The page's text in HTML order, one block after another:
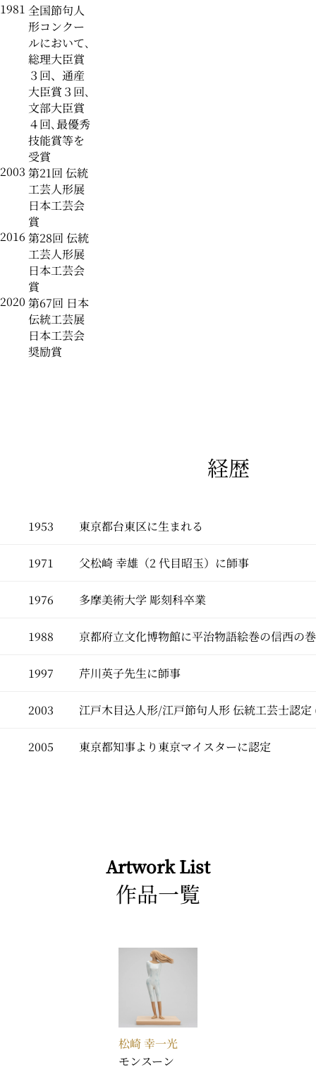
1981 全国節句人
形コンクー
ルにおいて､
総理大臣賞
３回、通産
大臣賞３回､
文部大臣賞
４回､最優秀
技能賞等を
受賞
2003 第21回 伝統
工芸人形展
日本工芸会
賞
2016 第28回 伝統
工芸人形展
日本工芸会
賞
2020 第67回 日本
伝統工芸展
日本工芸会
奨励賞
経歴
1953 東京都台東区に生まれる
1971 父松崎 幸雄（2 代目昭玉）に師事
1976 多摩美術大学 彫刻科卒業
1988 京都府立文化博物館に平治物語絵巻の信西の
1997 芹川英子先生に師事
2003 江戸木目込人形/江戸節句人形 伝統工芸士認定
2005 東京都知事より東京マイスターに認定
Artwork List
作品一覧
松崎 幸一光
モンスーン